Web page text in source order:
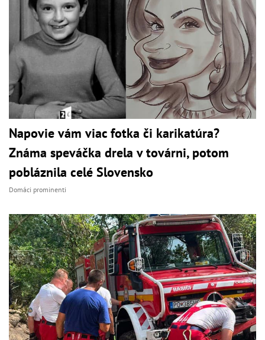
Napovie vám viac fotka či karikatúra?
Známa speváčka drela v továrni, potom
pobláznila celé Slovensko
Domáci prominenti